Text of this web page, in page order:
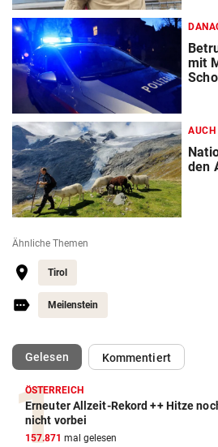
mit
AUCH
den
Ähnliche Themen
Tirol
Meilenstein
Gelesen(ausgewählt)Kommentiert
ÖSTERREICH
Erneuter Allzeit-Rekord ++ Hitze
nicht vorbei
157.871 mal gelesen